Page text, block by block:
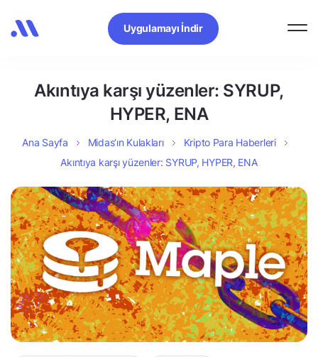
Uygulamayı İndir
Akıntıya karşı yüzenler: SYRUP,
HYPER, ENA
Ana Sayfa Midas’ın Kulakları
Kripto Para Haberleri
Akıntıya karşı yüzenler: SYRUP, HYPER, ENA